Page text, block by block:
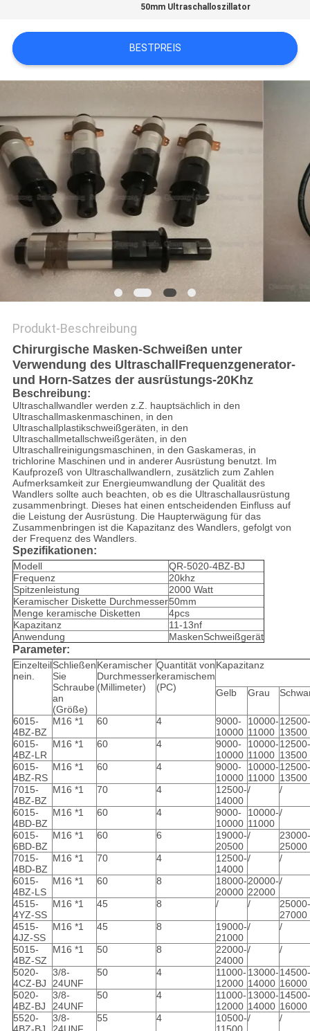
SITEMAP
50mm Ultraschalloszillator
BESTPREIS
Produkt-Beschreibung
Chirurgische Masken-Schweißen unter
Verwendung des UltraschallFrequenzgenerator-
und Horn-Satzes der ausrüstungs-20Khz
Beschreibung:
Ultraschallwandler werden z.Z. hauptsächlich in den
Ultraschallmaskenmaschinen, in den
Ultraschallplastikschweißgeräten, in den
Ultraschallmetallschweißgeräten, in den
Ultraschallreinigungsmaschinen, in den Gaskameras, in
trichlorine Maschinen und in anderer Ausrüstung benutzt. Im
Kaufprozeß von Ultraschallwandlern, zusätzlich zum Zahlen
Aufmerksamkeit zur Energieumwandlung der Qualität des
Wandlers sollte auch beachten, ob es die Ultraschallausrüstung
zusammenbringt. Dieses hat einen entscheidenden Einfluss auf
die Leistung der Ausrüstung. Die Haupterwägung für das
Zusammenbringen ist die Kapazitanz des Wandlers, gefolgt von
der Frequenz des Wandlers.
Spezifikationen:
Modell
QR-5020-4BZ-BJ
Frequenz
20khz
Spitzenleistung
2000 Watt
Keramischer Diskette Durchmesser50mm
Menge keramische Disketten
4pcs
Kapazitanz
11-13nf
Anwendung
MaskenSchweißgerät
Parameter:
Einzelteil
nein.
Schließen
Sie
Schraube
an
(Größe)
Keramischer
Durchmesser
(Millimeter)
Quantität von
keramischem
(PC)
Kapazitanz
Gelb Grau
6015-
4BZ-BZ
M16 *1 60 4
9000-
10000
10000-
11000
12500-
13500
6015-
4BZ-LR
M16 *1 60 4
9000-
10000
10000-
11000
12500-
13500
6015-
4BZ-RS
M16 *1 60 4
9000-
10000
10000-
11000
12500-
13500
7015-
4BZ-BZ
M16 *1 70 4
12500-
14000
/ /
6015-
4BD-BZ
M16 *1 60 4
9000-
10000
10000-
11000
/
6015-
6BD-BZ
M16 *1 60 6
19000-
20500
/
23000-
25000
7015-
4BD-BZ
M16 *1 70 4
12500-
14000
/ /
6015-
4BZ-LS
M16 *1 60 8
18000-
20000
20000-
22000
/
4515-
4YZ-SS
M16 *1 45 8 / /
25000-
27000
4515-
4JZ-SS
M16 *1 45 8
19000-
21000
/ /
5015-
4BZ-SZ
M16 *1 50 8
22000-
24000
/ /
5020-
4CZ-BJ
3/8-
24UNF
50 4
11000-
12000
13000-
14000
14500-
16000
5020-
4BZ-BJ
3/8-
24UNF
50 4
11000-
12000
13000-
14000
14500-
16000
5520-
3/8-
55 4
10500-/ /